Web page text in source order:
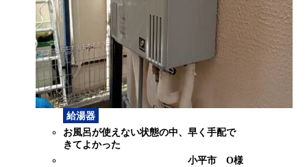
給湯器
お風呂が使えない状態の中、早く手配で
きてよかった
小平市 O様